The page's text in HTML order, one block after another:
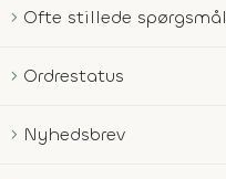
Ofte stillede spørgsmål
Ordrestatus
Nyhedsbrev